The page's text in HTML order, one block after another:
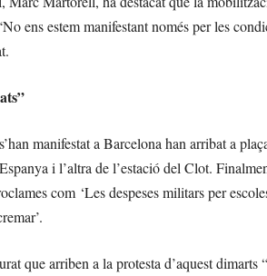
ens estem manifestant només per les
manifestat a Barcelona han arribat a
i l’altra de l’estació del Clot.
com ‘Les despeses militars per
que arriben a la protesta d’aquest